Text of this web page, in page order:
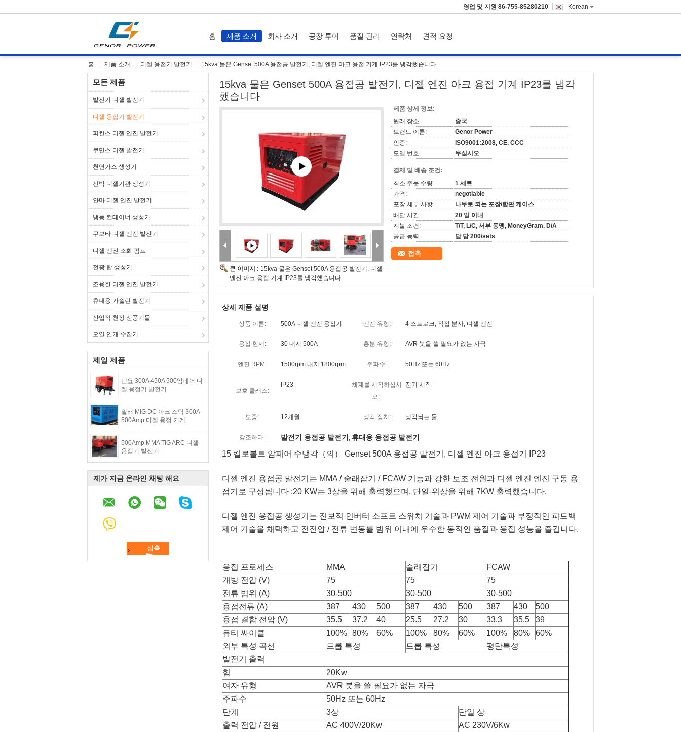
Korean
영업 및 지원 86-755-85280210
홈 제품 소개 회사 소개 공장 투어 품질 관리 연락처 견적 요청
홈 제품 소개 디젤 용접기 발전기 15kva 물은 Genset 500A 용접공 발전기, 디젤 엔진 아크 용접 기계 IP23를 냉각했습니다
모든 제품
발전기 디젤 발전기
디젤 용접기 발전기
퍼킨스 디젤 엔진 발전기
쿠민스 디젤 발전기
천연가스 생성기
선박 디젤기관 생성기
얀마 디젤 엔진 발전기
냉동 컨테이너 생성기
쿠보타 디젤 엔진 발전기
디젤 엔진 소화 펌프
전광 탑 생성기
조용한 디젤 엔진 발전기
휴대용 가솔린 발전기
산업적 천정 선풍기들
오일 안개 수집기
제일 제품
덴요 300A 450A 500암페어 디
젤 용접기 발전기
밀러 MIG DC 아크 스틱 300A
500Amp 디젤 용접 기계
500Amp MMA TIG ARC 디젤
용접기 발전기
제가 지금 온라인 채팅 해요
15kva 물은 Genset 500A 용접공 발전기, 디젤 엔진 아크 용접 기계 IP23를 냉각
했습니다
큰 이미지 : 15kva 물은 Genset 500A 용접공 발전기, 디젤
엔진 아크 용접 기계 IP23를 냉각했습니다
제품 상세 정보:
원래 장소:
중국
브랜드 이름:
Genor Power
인증:
ISO9001:2008, CE, CCC
모델 번호:
무십시오
결제 및 배송 조건:
최소 주문 수량:
1 세트
가격:
negotiable
포장 세부 사항:
나무로 되는 포장/합판 케이스
배달 시간:
20 일 이내
지불 조건:
T/T, L/C, 서부 동맹, MoneyGram, D/A
공급 능력:
달 당 200/sets
접촉
상세 제품 설명
상품 이름: 500A 디젤 엔진 용접기 엔진 유형: 4 스트로크, 직접 분사, 디젤 엔진
용접 현재: 30 내지 500A 흥분 유형: AVR 붓을 쓸 필요가 없는 자극
엔진 RPM: 1500rpm 내지 1800rpm 주파수: 50Hz 또는 60Hz
보호 클래스:
IP23
체계를 시작하십시
오:
전기 시작
보증: 12개월 냉각 장치: 냉각되는 물
강조하다: 발전기 용접공 발전기 , 휴대용 용접공 발전기
15 킬로볼트 암페어 수냉각（의） Genset 500A 용접공 발전기, 디젤 엔진 아크 용접기 IP23
디젤 엔진 용접공 발전기는 MMA / 술래잡기 / FCAW 기능과 강한 보조 전원과 디젤 엔진 엔진 구동 용
접기로 구성됩니다 :20 KW는 3상을 위해 출력했으며, 단일-위상을 위해 7KW 출력했습니다.
디젤 엔진 용접공 생성기는 진보적 인버터 소프트 스위치 기술과 PWM 제어 기술과 부정적인 피드백
제어 기술을 채택하고 전전압 / 전류 변동률 범위 이내에 우수한 동적인 품질과 용접 성능을 즐깁니다.
용접 프로세스 MMA 술래잡기
FCAW
개방 전압 (V)
75 75
75
전류 범위 (A)
30-500 30-500
30-500
용접전류 (A)
387 430 500 387 430 500 387 430
500
용접 결합 전압 (V)
35.5 37.2 40 25.5 27.2 30 33.3 35.5
39
듀티 싸이클
100% 80% 60% 100% 80% 60% 100% 80%
60%
외부 특성 곡선
드롭 특성 드롭 특성
평탄특성
발전기 출력
힘
20Kw
여자 유형
AVR 붓을 쓸 필요가 없는 자극
주파수
50Hz 또는 60Hz
단계
3상
단일 상
출력 전압 / 전원
AC 400V/20Kw
AC 230V/6Kw